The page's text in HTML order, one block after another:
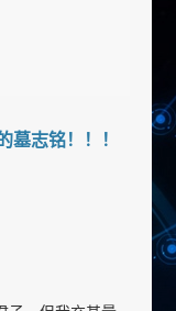
墓志铭！！！